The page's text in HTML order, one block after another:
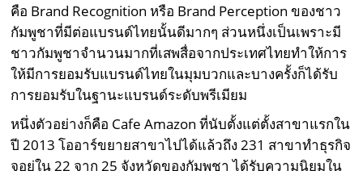
คือ Brand Recognition หรือ Brand Perception ของชาว
กัมพูชาที่มีต่อแบรนด์ไทยนั้นดีมากๆ ส่วนหนึ่งเป็นเพราะมี
ชาวกัมพูชาจำนวนมากที่เสพสื่อจากประเทศไทยทำให้การ
ให้มีการยอมรับแบรนด์ไทยในมุมบวกและบางครั้งก็ได้รับ
การยอมรับในฐานะแบรนด์ระดับพรีเมียม
หนึ่งตัวอย่างก็คือ Cafe Amazon ที่นับตั้งแต่ตั้งสาขาแรกใน
ปี 2013 โออาร์ขยายสาขาไปได้แล้วถึง 231 สาขาทำธุรกิจ
จอยู่ใน 22 จาก 25 จังหวัดของกัมพูชา ได้รับความนิยมใน